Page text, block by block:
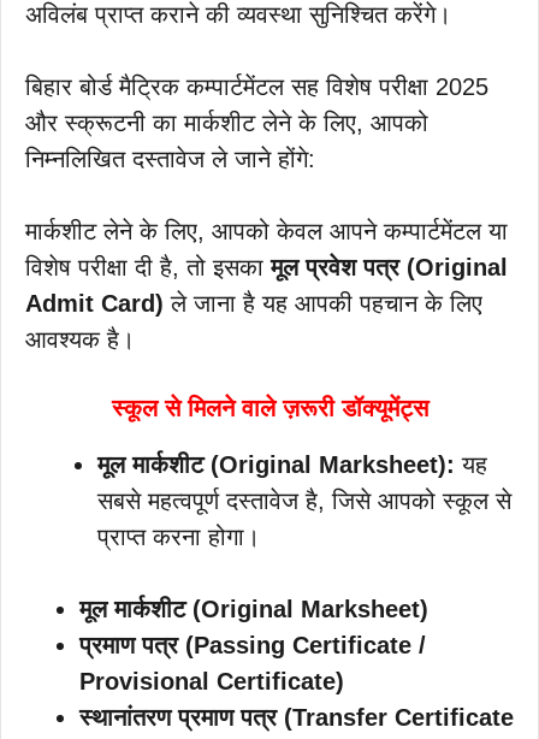
अविलंब प्राप्त कराने की व्यवस्था सुनिश्चित करेंगे।
बिहार बोर्ड मैट्रिक कम्पार्टमेंटल सह विशेष परीक्षा 2025
और स्क्रूटनी का मार्कशीट लेने के लिए, आपको
निम्नलिखित दस्तावेज ले जाने होंगे:
मार्कशीट लेने के लिए, आपको केवल आपने कम्पार्टमेंटल या
विशेष परीक्षा दी है, तो इसकामूल प्रवेश पत्र (Original
Admit Card) ले जाना है यह आपकी पहचान के लिए
आवश्यक है।
स्कूल से मिलने वाले ज़रूरी डॉक्यूमेंट्स
मूल मार्कशीट (Original Marksheet): यह
सबसे महत्वपूर्ण दस्तावेज है, जिसे आपको स्कूल से
प्राप्त करना होगा।
मूल मार्कशीट (Original Marksheet)
प्रमाण पत्र (Passing Certificate /
Provisional Certificate)
स्थानांतरण प्रमाण पत्र (Transfer Certificate